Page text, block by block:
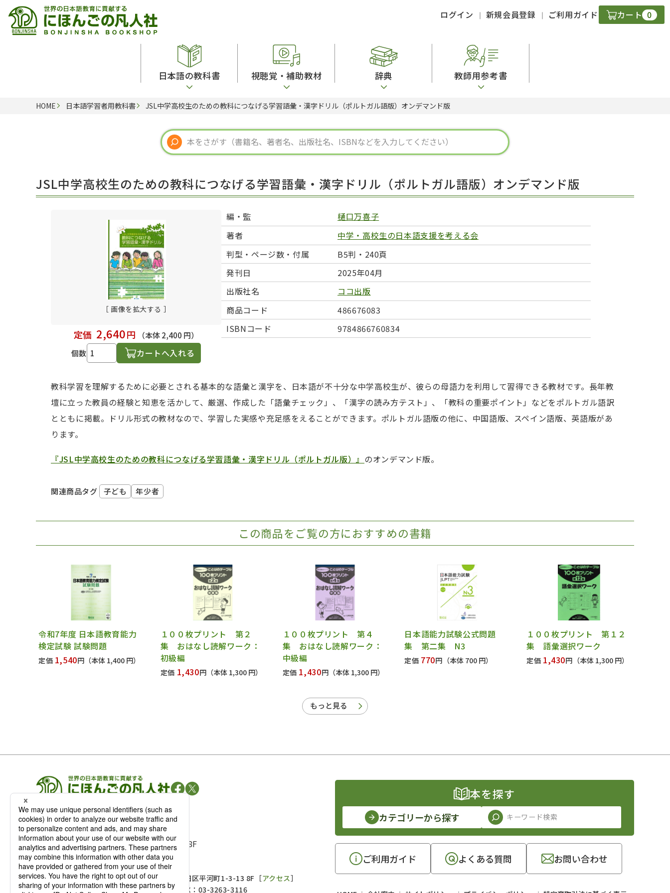
ログイン 新規会員登録 ご利用ガイド カート 0
日本語の教科書
留学生向け専門分野
子ども向け
文法
発音・聴解
作文
練習問題
日本語能力試験対策
日本留学試験対策
日本語学習関連副読本
定期刊行物
視聴覚・補助教材
カード・ゲーム・絵教材
絵本・子ども向け補助 図表
辞典
スペイン語辞典
中国語辞典
ドイツ語辞典
ポルトガル語辞典
ロシア語辞典
語学・文法辞典
表現・用字用語辞典 比較文化辞典
教師用参考書
語彙・意味
文章・談話・表現
表記
言語学
多言語社会・言語政策
言語の諸相
アカデミック・スキル
HOME 日本語学習者用教科書 JSL中学高校生のための教科につなげる学習語彙・漢字ドリル（ポルトガル語版）オンデマンド版
JSL中学高校生のための教科につなげる学習語彙・漢字ドリル（ポルトガル語版）オンデマンド版
［ 画像を拡大する ］
定価 2,640円
（本体 2,400 円）
個数
カートへ入れる
編・監
樋口万喜子
著者
中学・高校生の日本語支援を考える会
判型・ページ数・付属
B5判・240頁
発刊日
2025年04月
出版社名
ココ出版
商品コード
486676083
ISBNコード
9784866760834
教科学習を理解するために必要とされる基本的な語彙と漢字を、日本語が不十分な中学高校生が、彼らの母語力を利用して習得できる教材です。長年教
壇に立った教員の経験と知恵を活かして、厳選、作成した「語彙チェック」、「漢字の読み方テスト」、「教科の重要ポイント」などをポルトガル語訳
とともに掲載。ドリル形式の教材なので、学習した実感や充足感をえることができます。ポルトガル語版の他に、中国語版、スペイン語版、英語版があ
ります。
『JSL中学高校生のための教科につなげる学習語彙・漢字ドリル（ポルトガル版）』 のオンデマンド版。
関連商品タグ 子ども 年少者
この商品をご覧の方におすすめの書籍
令和7年度 日本語教育能力
検定試験 試験問題
定価 1,540円 （本体 1,400 円）
１００枚プリント 第２
集 おはなし読解ワーク：
初級編
定価 1,430円 （本体 1,300 円）
１００枚プリント 第４
集 おはなし読解ワーク：
中級編
定価 1,430円 （本体 1,300 円）
日本語能力試験公式問題
集 第二集 N3
定価 770円 （本体 700 円）
１００枚プリント 第１２
集 語彙選択ワーク
定価 1,430円 （本体 1,300 円）
もっと見る
凡人社の出版情報
〒102-0093 東京都千代田区平河町 1-3-13 8F
TEL：03-3263-3959／FAX：03-3263-3116
麹町店
〒102-0093 東京都千代田区平河町1-3-13 8F［アクセス］
TEL：03-3239-8673／FAX：03-3263-3116
本を探す
カテゴリーから探す
ご利用ガイド よくある質問 お問い合わせ